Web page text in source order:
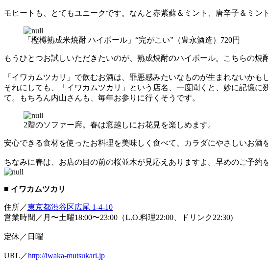
モヒートも、とてもユニークです。なんと赤紫蘇＆ミント、唐辛子＆ミ
「樫樽熟成米焼酎 ハイボール」“完がこい”（豊永酒造）720円
もうひとつお試しいただきたいのが、熟成焼酎のハイボール。こちらの
「イワカムツカリ」で飲むお酒は、罪悪感みたいなものが生まれないか
それにしても、「イワカムツカリ」という店名、一度聞くと、妙に記憶
て。もちろん内山さんも、毎年お参りに行くそうです。
2階のソファー席。春は窓越しにお花見を楽しめます。
安心できる食材を使ったお料理を美味しく食べて、カラダにやさしいお
ちなみに春は、お店の目の前の桜並木が見応えありますよ。早めのご予約
■ イワカムツカリ
住所／東京都渋谷区広尾 1-4-10
営業時間／月〜土曜18:00〜23:00（L.O.料理22:00、ドリンク22:30)
定休／日曜
URL／http://iwaka-mutsukari.jp